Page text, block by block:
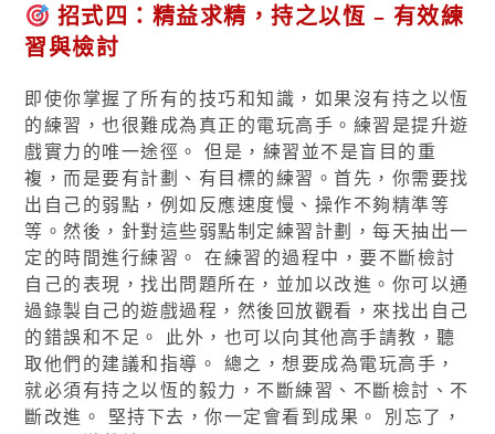
招式四：精益求精，持之以恆 – 有效練
習與檢討
即使你掌握了所有的技巧和知識，如果沒有持之以恆
的練習，也很難成為真正的電玩高手。練習是提升遊
戲實力的唯一途徑。 但是，練習並不是盲目的重
複，而是要有計劃、有目標的練習。首先，你需要找
出自己的弱點，例如反應速度慢、操作不夠精準等
等。然後，針對這些弱點制定練習計劃，每天抽出一
定的時間進行練習。 在練習的過程中，要不斷檢討
自己的表現，找出問題所在，並加以改進。你可以通
過錄製自己的遊戲過程，然後回放觀看，來找出自己
的錯誤和不足。 此外，也可以向其他高手請教，聽
取他們的建議和指導。 總之，想要成為電玩高手，
就必須有持之以恆的毅力，不斷練習、不斷檢討、不
斷改進。 堅持下去，你一定會看到成果。 別忘了，